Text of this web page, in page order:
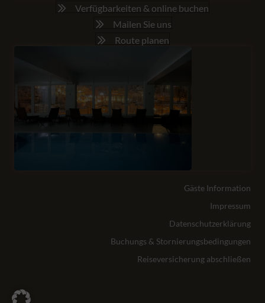
Verfügbarkeiten & online buchen
Mailen Sie uns
Route planen
Gäste Information
Impressum
Datenschutzerklärung
Buchungs & Stornierungsbedingungen
Reiseversicherung abschließen